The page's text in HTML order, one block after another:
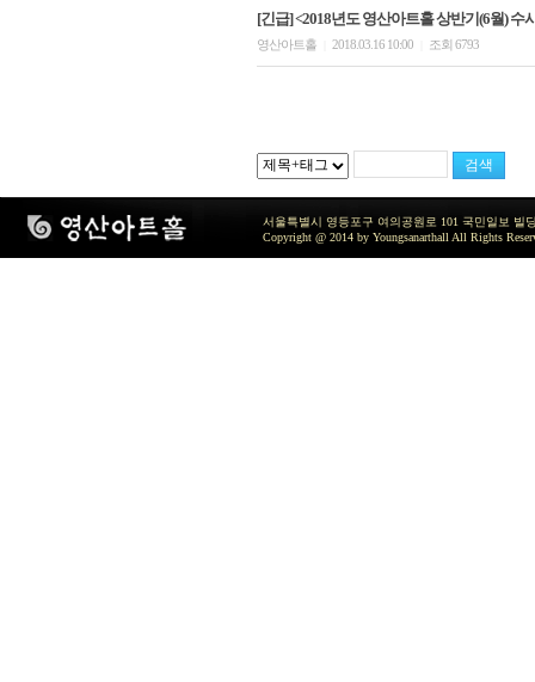
[긴급] <2018년도 영산아트홀 상반기(6월) 수
영산아트홀 2018.03.16 10:00 조회 6793
서울특별시 영등포구 여의공원로 101 국민일보 빌
Copyright @ 2014 by Youngsanarthall All Rights